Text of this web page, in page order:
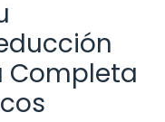
Completa